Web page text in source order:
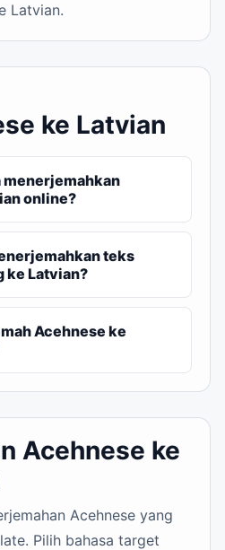
Latvian.
ke Latvian
menerjemahkan
online?
teks
ke Latvian?
Acehnese ke
Acehnese ke
Acehnese yang
Pilih bahasa target